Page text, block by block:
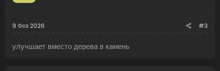
9 Фев 2026 #3
улучшает вместо дерева в камень